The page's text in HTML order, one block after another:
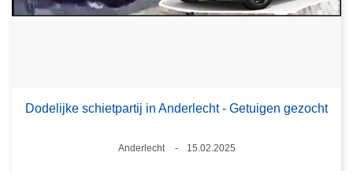
Dodelijke schietpartij in Anderlecht - Getuigen gezocht
Plaats
Anderlecht
15.02.2025